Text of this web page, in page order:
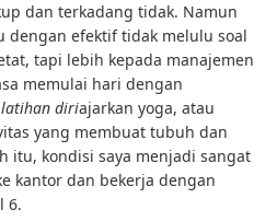
dan terkadang tidak. Namun
dengan efektif tidak melulu soal
tapi lebih kepada manajemen
memulai hari dengan
latihan diriajarkan yoga, atau
yang membuat tubuh dan
itu, kondisi saya menjadi sangat
kantor dan bekerja dengan
6.